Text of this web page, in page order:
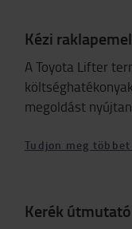
Kézi
A Toyota Lifter
megoldást
Tudjon meg többet
Kerék útmutató